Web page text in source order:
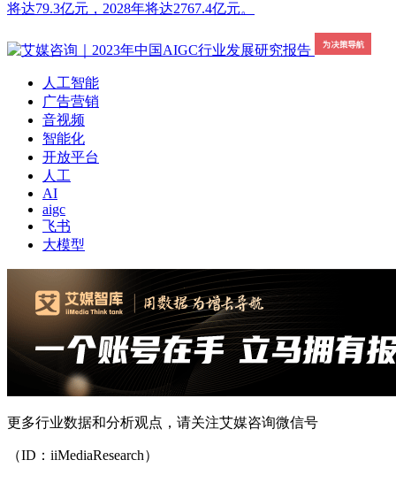
将达79.3亿元，2028年将达2767.4亿元。
人工智能
广告营销
音视频
智能化
开放平台
人工
AI
aigc
飞书
大模型
更多行业数据和分析观点，请关注艾媒咨询微信号
（ID：iiMediaResearch）